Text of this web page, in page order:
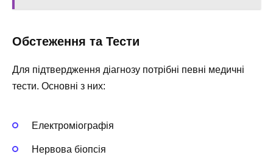
Обстеження та Тести
Для підтвердження діагнозу потрібні певні медичні
тести. Основні з них:
Електроміографія
Нервова біопсія